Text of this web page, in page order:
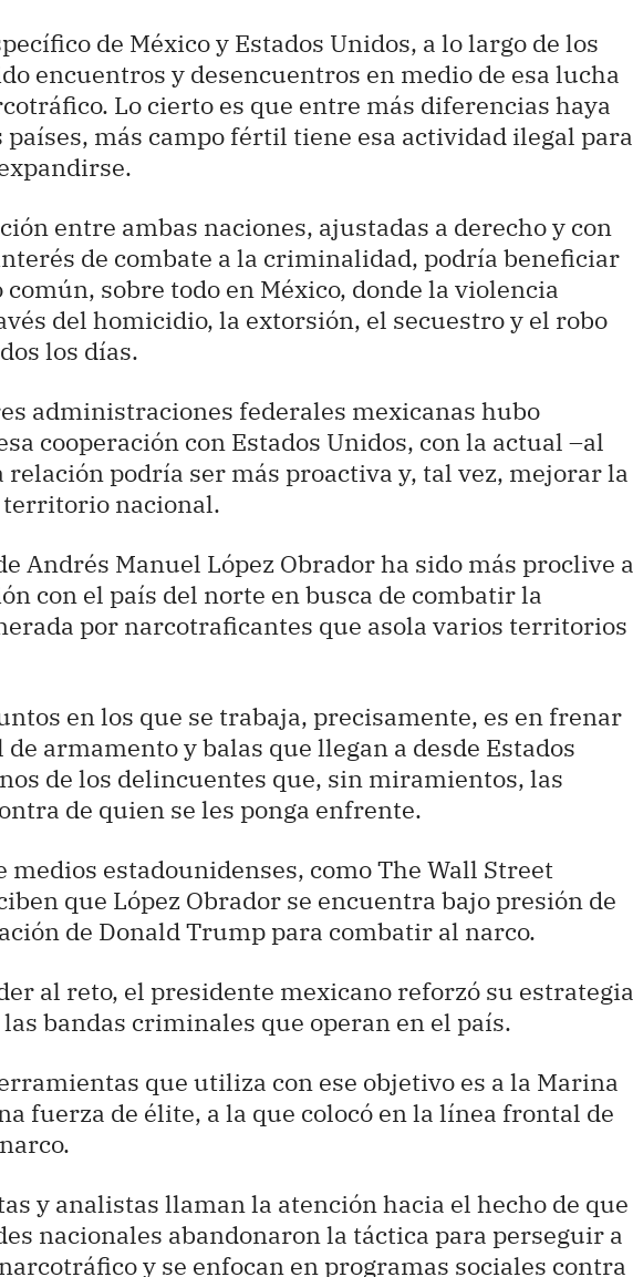
de México y Estados Unidos, a lo largo de los
encuentros y desencuentros en medio de esa lucha
Lo cierto es que entre más diferencias haya
países, más campo fértil tiene esa actividad ilegal para
entre ambas naciones, ajustadas a derecho y con
de combate a la criminalidad, podría beneficiar
sobre todo en México, donde la violencia
del homicidio, la extorsión, el secuestro y el robo
los días.
administraciones federales mexicanas hubo
cooperación con Estados Unidos, con la actual –al
relación podría ser más proactiva y, tal vez, mejorar la
nacional.
Andrés Manuel López Obrador ha sido más proclive a
con el país del norte en busca de combatir la
por narcotraficantes que asola varios territorios
en los que se trabaja, precisamente, es en frenar
armamento y balas que llegan a desde Estados
de los delincuentes que, sin miramientos, las
de quien se les ponga enfrente.
medios estadounidenses, como The Wall Street
que López Obrador se encuentra bajo presión de
de Donald Trump para combatir al narco.
al reto, el presidente mexicano reforzó su estrategia
bandas criminales que operan en el país.
que utiliza con ese objetivo es a la Marina
fuerza de élite, a la que colocó en la línea frontal de
y analistas llaman la atención hacia el hecho de que
nacionales abandonaron la táctica para perseguir a
y se enfocan en programas sociales contra